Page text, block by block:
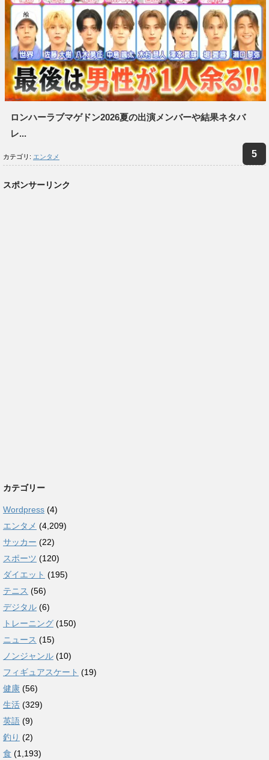
ロンハーラブマゲドン2026夏の出演メンバーや結果ネタバ
レ...
カテゴリ: エンタメ
スポンサーリンク
カテゴリー
Wordpress (4)
エンタメ (4,209)
サッカー (22)
スポーツ (120)
ダイエット (195)
テニス (56)
デジタル (6)
トレーニング (150)
ニュース (15)
ノンジャンル (10)
フィギュアスケート (19)
健康 (56)
生活 (329)
英語 (9)
釣り (2)
食 (1,193)